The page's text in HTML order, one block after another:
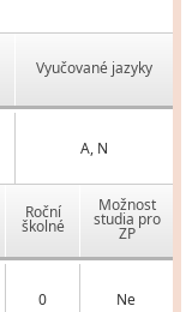
Vyučované jazyky
A, N
Roční
školné
Možnost
studia pro
ZP
0 Ne